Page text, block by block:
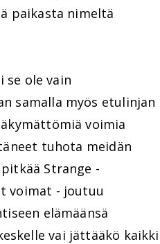
paikasta nimeltä
se ole vain
samalla myös etulinjan
voimia
tuhota meidän
Strange -
voimat - joutuu
elämäänsä
vai jättääkö kaikki